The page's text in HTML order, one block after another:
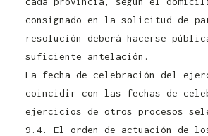
consignado en la solicitud de
resolución deberá hacerse
suficiente antelación.
La fecha de celebración del
coincidir con las fechas de
ejercicios de otros procesos
9.4. El orden de actuación de